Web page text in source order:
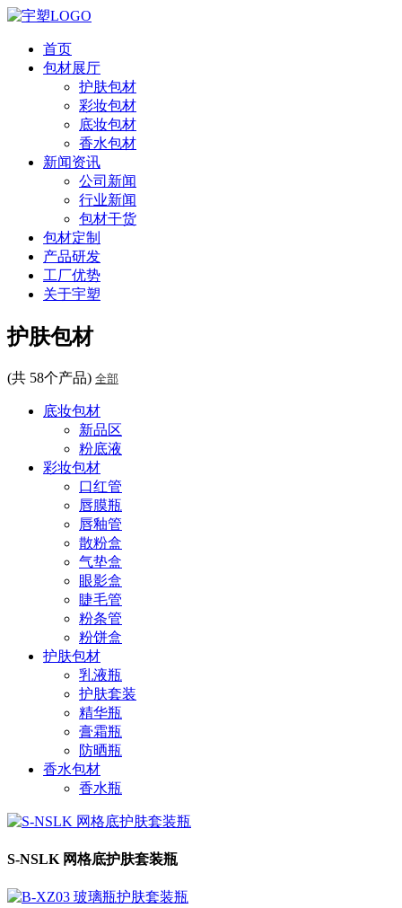
首页
包材展厅
护肤包材
彩妆包材
底妆包材
香水包材
新闻资讯
公司新闻
行业新闻
包材干货
包材定制
产品研发
工厂优势
关于宇塑
护肤包材
(共 58个产品) 全部
底妆包材
新品区
粉底液
彩妆包材
口红管
唇膜瓶
唇釉管
散粉盒
气垫盒
眼影盒
睫毛管
粉条管
粉饼盒
护肤包材
乳液瓶
护肤套装
精华瓶
膏霜瓶
防晒瓶
香水包材
香水瓶
S-NSLK 网格底护肤套装瓶